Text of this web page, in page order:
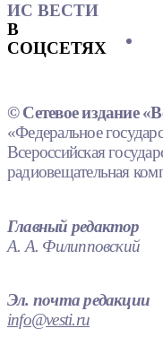
ИС ВЕСТИ
В
СОЦСЕТЯХ
© Сетевое издание
«Федеральное
Всероссийская
радиовещательная
Главный редактор
А. А. Филипповский
Эл. почта редакции
info@vesti.ru